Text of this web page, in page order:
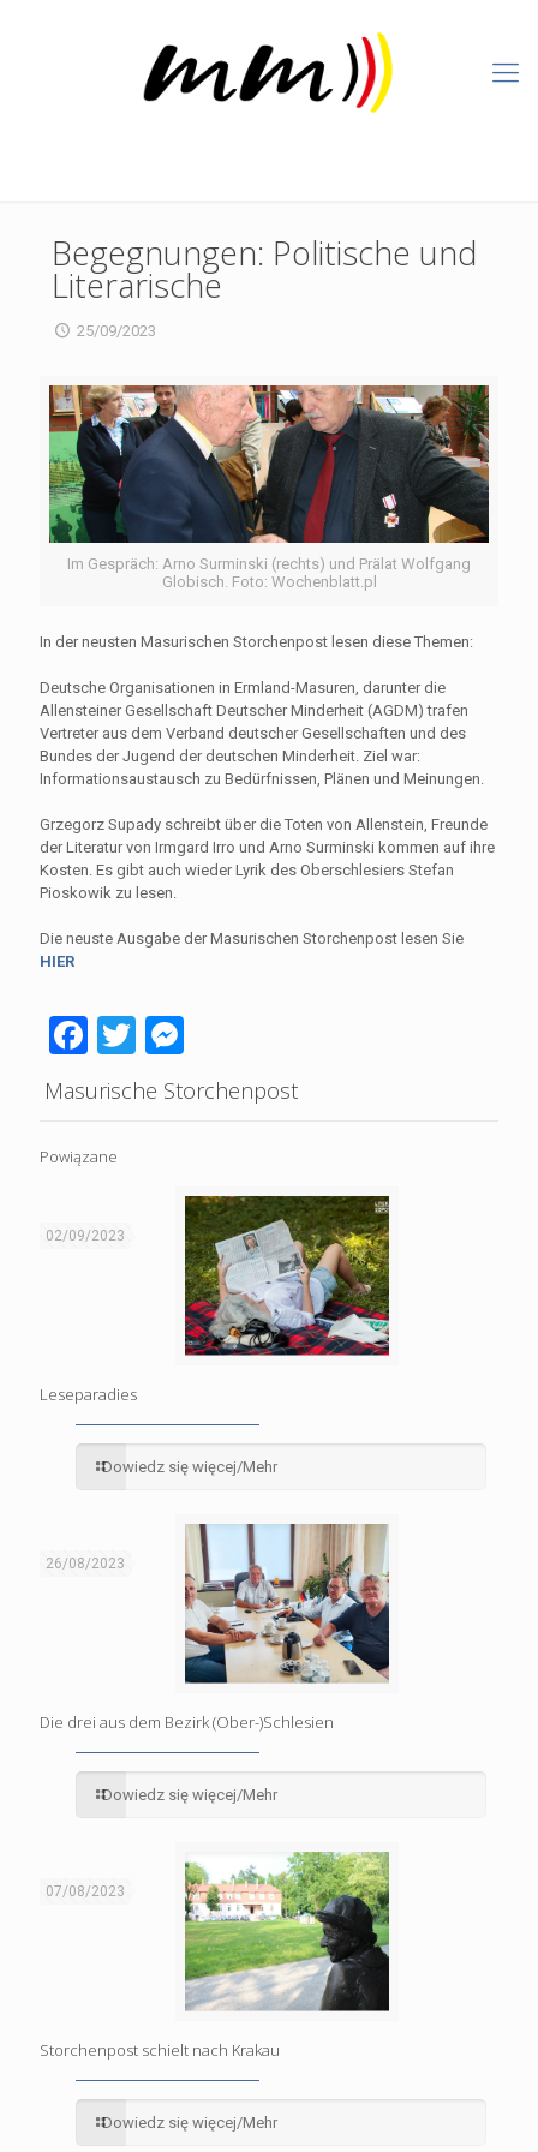
Begegnungen: Politische und
Literarische
25/09/2023
Im Gespräch: Arno Surminski (rechts) und Prälat Wolfgang
Globisch. Foto: Wochenblatt.pl
In der neusten Masurischen Storchenpost lesen diese Themen:
Deutsche Organisationen in Ermland-Masuren, darunter die
Allensteiner Gesellschaft Deutscher Minderheit (AGDM) trafen
Vertreter aus dem Verband deutscher Gesellschaften und des
Bundes der Jugend der deutschen Minderheit. Ziel war:
Informationsaustausch zu Bedürfnissen, Plänen und Meinungen.
Grzegorz Supady schreibt über die Toten von Allenstein, Freunde
der Literatur von Irmgard Irro und Arno Surminski kommen auf ihre
Kosten. Es gibt auch wieder Lyrik des Oberschlesiers Stefan
Pioskowik zu lesen.
Die neuste Ausgabe der Masurischen Storchenpost lesen Sie
HIER
Facebook
TwitterMessenger
Masurische Storchenpost
Powiązane
02/09/2023
Leseparadies
Dowiedz się więcej/Mehr
26/08/2023
Die drei aus dem Bezirk (Ober-)Schlesien
Dowiedz się więcej/Mehr
07/08/2023
Storchenpost schielt nach Krakau
Dowiedz się więcej/Mehr